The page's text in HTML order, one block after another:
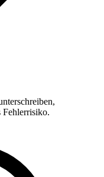
Fehlerrisiko.